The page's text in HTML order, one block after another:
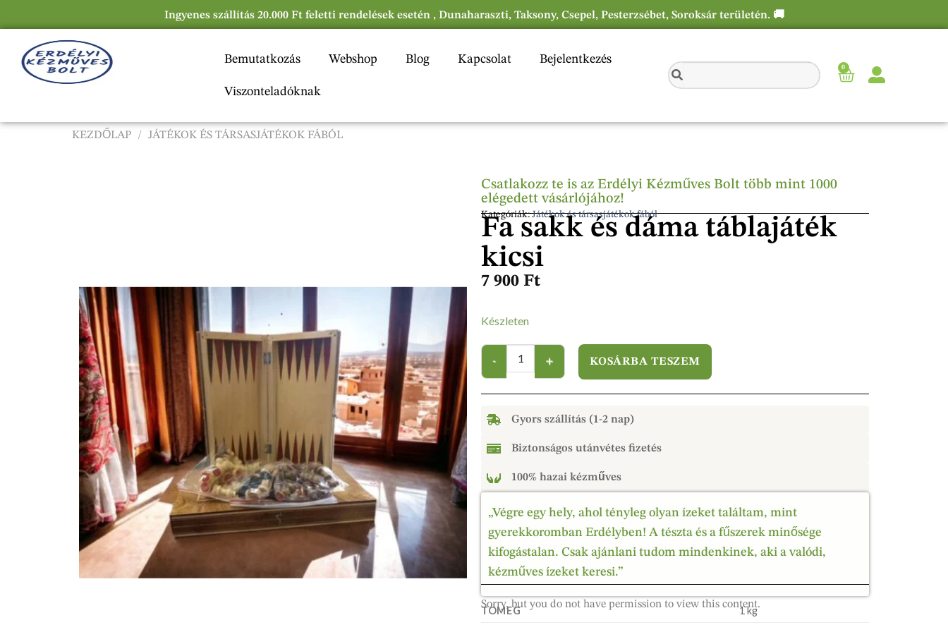
Ingyenes szállítás 20.000 Ft feletti rendelések esetén , Dunaharaszti, Taksony, Csepel, Pesterzsébet, Soroksár területén. 🚚
Bemutatkozás Webshop Blog Kapcsolat Bejelentkezés
Viszonteladóknak
0
KEZDŐLAP / JÁTÉKOK ÉS TÁRSASJÁTÉKOK FÁBÓL
Csatlakozz te is az Erdélyi Kézműves Bolt több mint 1000
elégedett vásárlójához!
Kategóriák:Játékok és társasjátékok fából
Fa sakk és dáma táblajáték
kicsi
7 900 Ft
Készleten
KOSÁRBA TESZEM
Gyors szállítás (1-2 nap)
Biztonságos utánvétes fizetés
100% hazai kézműves
„Végre egy hely, ahol tényleg olyan ízeket találtam, mint
gyerekkoromban Erdélyben! A tészta és a fűszerek minősége
kifogástalan. Csak ajánlani tudom mindenkinek, aki a valódi,
kézműves ízeket keresi.”
Sorry, but you do not have permission to view this content.
TÖMEG 1 kg